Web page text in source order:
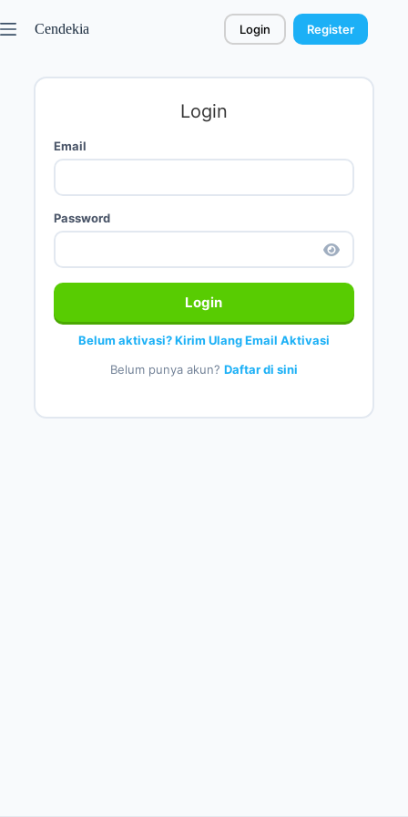
Cendekia Login Register
Login
Email
Password
Login
Belum aktivasi? Kirim Ulang Email Aktivasi
Belum punya akun? Daftar di sini